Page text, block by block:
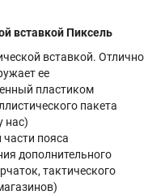
вставкой Пиксель
вставкой. Отлично
ее
пластиком
пакета
нас)
пояса
дополнительного
тактического